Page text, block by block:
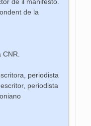
de la
periodista
periodista